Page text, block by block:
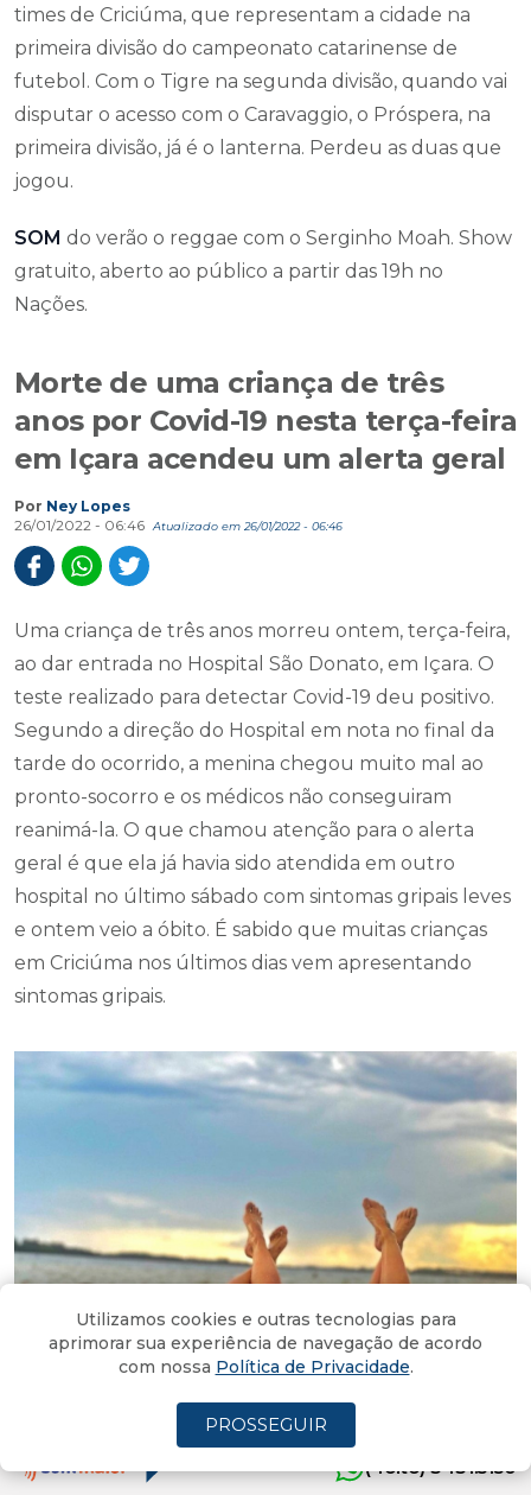
times de Criciúma, que representam a cidade na
primeira divisão do campeonato catarinense de
futebol. Com o Tigre na segunda divisão, quando vai
disputar o acesso com o Caravaggio, o Próspera, na
primeira divisão, já é o lanterna. Perdeu as duas que
jogou.
SOM do verão o reggae com o Serginho Moah. Show
gratuito, aberto ao público a partir das 19h no
Nações.
Morte de uma criança de três
anos por Covid-19 nesta terça-feira
em Içara acendeu um alerta geral
Por Ney Lopes
26/01/2022 - 06:46
Atualizado em 26/01/2022 - 06:46
Uma criança de três anos morreu ontem, terça-feira,
ao dar entrada no Hospital São Donato, em Içara. O
teste realizado para detectar Covid-19 deu positivo.
Segundo a direção do Hospital em nota no final da
tarde do ocorrido, a menina chegou muito mal ao
pronto-socorro e os médicos não conseguiram
reanimá-la. O que chamou atenção para o alerta
geral é que ela já havia sido atendida em outro
hospital no último sábado com sintomas gripais leves
e ontem veio a óbito. É sabido que muitas crianças
em Criciúma nos últimos dias vem apresentando
sintomas gripais.
(4oito) 3431.5150
Utilizamos cookies e outras tecnologias para
aprimorar sua experiência de navegação de acordo
com nossa Política de Privacidade.
PROSSEGUIR